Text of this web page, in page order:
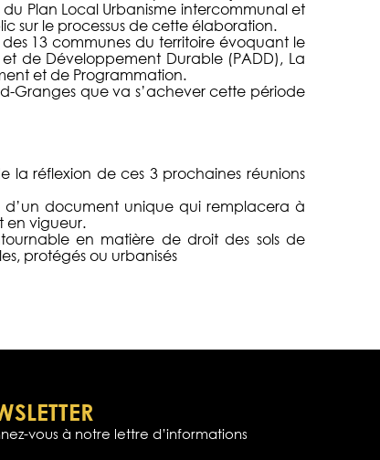
Plan Local Urbanisme intercommunal et
sur le processus de cette élaboration.
des 13 communes du territoire évoquant le
de Développement Durable (PADD), La
et de Programmation.
Granges que va s’achever cette période
la réflexion de ces 3 prochaines réunions
d’un document unique qui remplacera à
en vigueur.
en matière de droit des sols de
protégés ou urbanisés
vous à notre lettre d’informations